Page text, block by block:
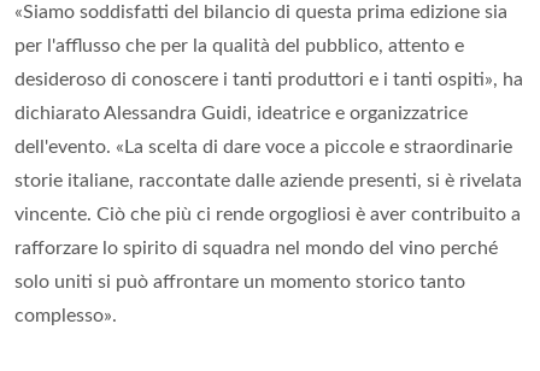
«Siamo soddisfatti del bilancio di questa prima edizione sia
per l'afflusso che per la qualità del pubblico, attento e
desideroso di conoscere i tanti produttori e i tanti ospiti», ha
dichiarato Alessandra Guidi, ideatrice e organizzatrice
dell'evento. «La scelta di dare voce a piccole e straordinarie
storie italiane, raccontate dalle aziende presenti, si è rivelata
vincente. Ciò che più ci rende orgogliosi è aver contribuito a
rafforzare lo spirito di squadra nel mondo del vino perché
solo uniti si può affrontare un momento storico tanto
complesso».